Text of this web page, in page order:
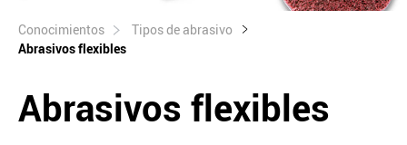
Conocimientos
Tipos de abrasivo
Abrasivos flexibles
Abrasivos flexibles